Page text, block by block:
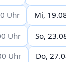
Uhr Mi,
Uhr So,
Uhr Do,